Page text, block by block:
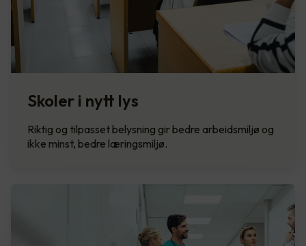
Skoler i nytt lys
Riktig og tilpasset belysning gir bedre arbeidsmiljø og
ikke minst, bedre læringsmiljø.